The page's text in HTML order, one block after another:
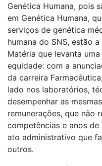
Genética Humana, pois
em Genética Humana,
serviços de genética
humana do SNS, estão
Matéria que levanta
equidade: com a
da carreira
lado nos laboratórios,
desempenhar as
remunerações, que não
competências e anos
ato administrativo que
outros.